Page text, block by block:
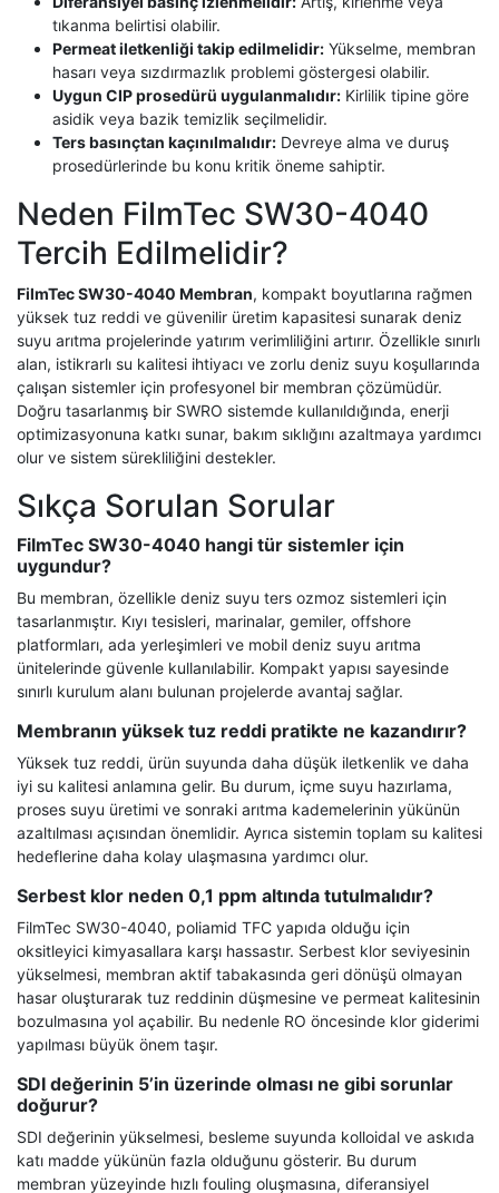
tıkanma belirtisi olabilir.
Permeat iletkenliği takip edilmelidir: Yükselme, membran
hasarı veya sızdırmazlık problemi göstergesi olabilir.
Uygun CIP prosedürü uygulanmalıdır: Kirlilik tipine göre
asidik veya bazik temizlik seçilmelidir.
Ters basınçtan kaçınılmalıdır: Devreye alma ve duruş
prosedürlerinde bu konu kritik öneme sahiptir.
Neden FilmTec SW30-4040
Tercih Edilmelidir?
FilmTec SW30-4040 Membran, kompakt boyutlarına rağmen
yüksek tuz reddi ve güvenilir üretim kapasitesi sunarak deniz
suyu arıtma projelerinde yatırım verimliliğini artırır. Özellikle sınırlı
alan, istikrarlı su kalitesi ihtiyacı ve zorlu deniz suyu koşullarında
çalışan sistemler için profesyonel bir membran çözümüdür.
Doğru tasarlanmış bir SWRO sistemde kullanıldığında, enerji
optimizasyonuna katkı sunar, bakım sıklığını azaltmaya yardımcı
olur ve sistem sürekliliğini destekler.
Sıkça Sorulan Sorular
FilmTec SW30-4040 hangi tür sistemler için
uygundur?
Bu membran, özellikle deniz suyu ters ozmoz sistemleri için
tasarlanmıştır. Kıyı tesisleri, marinalar, gemiler, offshore
platformları, ada yerleşimleri ve mobil deniz suyu arıtma
ünitelerinde güvenle kullanılabilir. Kompakt yapısı sayesinde
sınırlı kurulum alanı bulunan projelerde avantaj sağlar.
Membranın yüksek tuz reddi pratikte ne kazandırır?
Yüksek tuz reddi, ürün suyunda daha düşük iletkenlik ve daha
iyi su kalitesi anlamına gelir. Bu durum, içme suyu hazırlama,
proses suyu üretimi ve sonraki arıtma kademelerinin yükünün
azaltılması açısından önemlidir. Ayrıca sistemin toplam su kalitesi
hedeflerine daha kolay ulaşmasına yardımcı olur.
Serbest klor neden 0,1 ppm altında tutulmalıdır?
FilmTec SW30-4040, poliamid TFC yapıda olduğu için
oksitleyici kimyasallara karşı hassastır. Serbest klor seviyesinin
yükselmesi, membran aktif tabakasında geri dönüşü olmayan
hasar oluşturarak tuz reddinin düşmesine ve permeat kalitesinin
bozulmasına yol açabilir. Bu nedenle RO öncesinde klor giderimi
yapılması büyük önem taşır.
SDI değerinin 5’in üzerinde olması ne gibi sorunlar
doğurur?
SDI değerinin yükselmesi, besleme suyunda kolloidal ve askıda
katı madde yükünün fazla olduğunu gösterir. Bu durum
membran yüzeyinde hızlı fouling oluşmasına, diferansiyel